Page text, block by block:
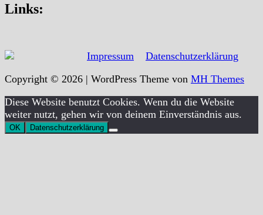
Links:
Impressum
Datenschutzerklärung
Copyright © 2026 | WordPress Theme von MH Themes
Diese Website benutzt Cookies. Wenn du die Website
weiter nutzt, gehen wir von deinem Einverständnis aus.
OK Datenschutzerklärung